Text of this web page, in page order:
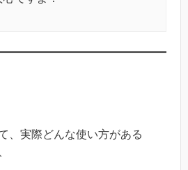
、実際どんな使い方がある